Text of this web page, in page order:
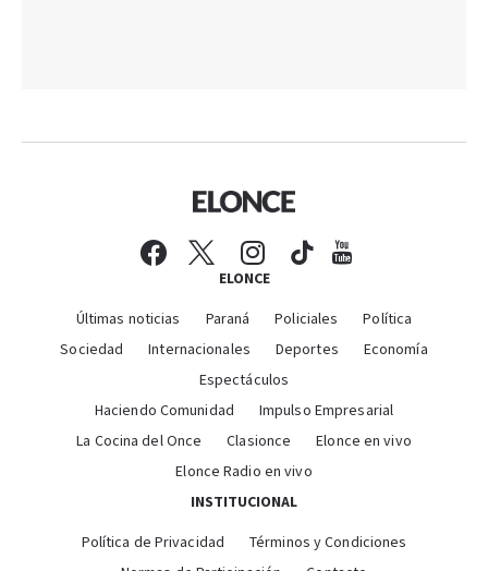
ELONCE
Últimas noticias Paraná Policiales
Política
Sociedad
Internacionales Deportes
Economía
Espectáculos
Haciendo Comunidad
Impulso Empresarial
La Cocina del Once
Clasionce
Elonce en vivo
Elonce Radio en vivo
INSTITUCIONAL
Política de Privacidad
Términos y Condiciones